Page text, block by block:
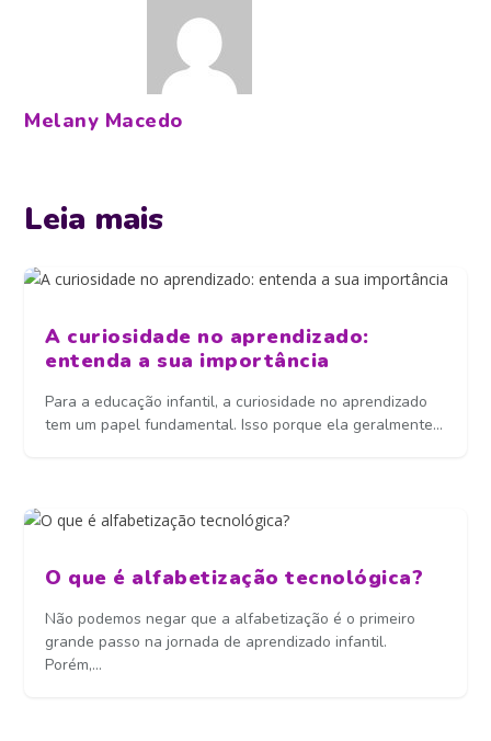
Melany Macedo
Leia mais
A curiosidade no aprendizado:
entenda a sua importância
Para a educação infantil, a curiosidade no aprendizado
tem um papel fundamental. Isso porque ela geralmente...
O que é alfabetização tecnológica?
Não podemos negar que a alfabetização é o primeiro
grande passo na jornada de aprendizado infantil.
Porém,...